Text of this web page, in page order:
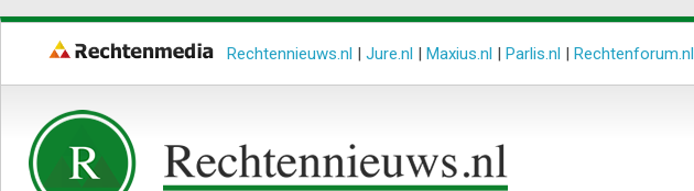
Rechtennieuws.nl | Jure.nl | Maxius.nl | Parlis.nl | Rechtenforum.nl